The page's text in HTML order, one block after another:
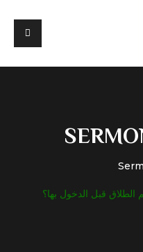
الطلاق قبل الدخول بها؟